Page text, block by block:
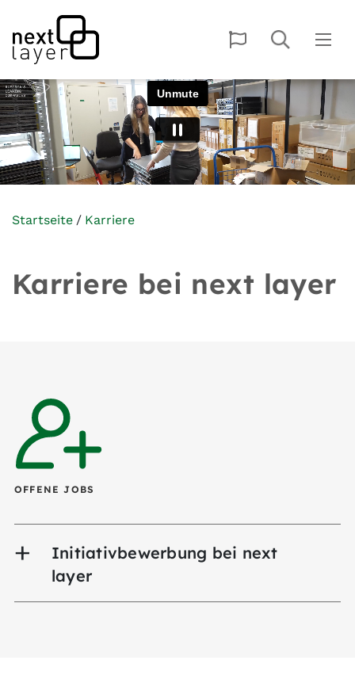
Startseite Karriere
Karriere bei next layer
OFFENE JOBS
Initiativbewerbung bei next
layer